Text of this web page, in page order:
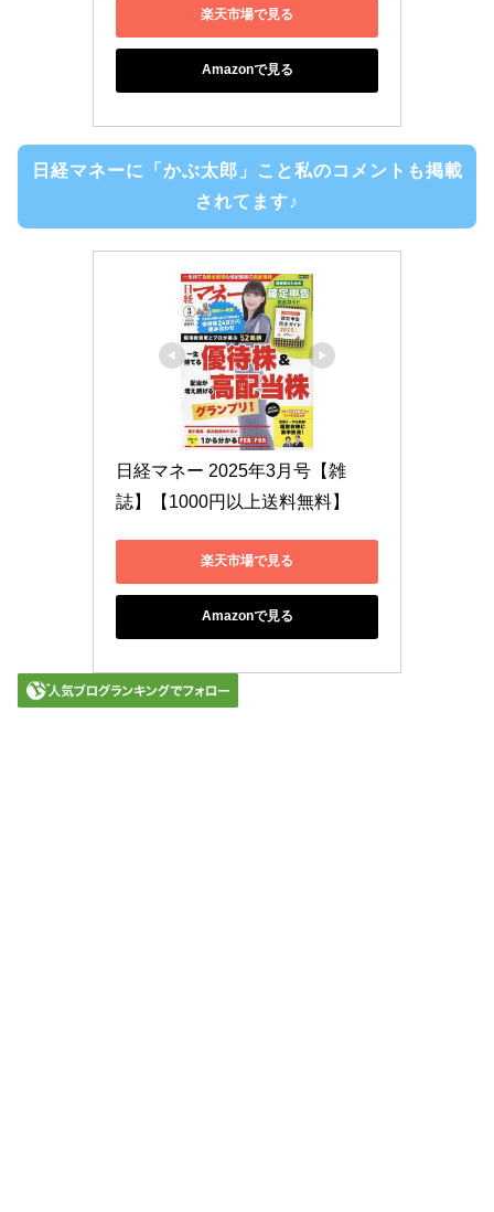
楽天市場で見る
Amazonで見る
日経マネーに「かぶ太郎」こと私のコメントも掲載
されてます♪
日経マネー 2025年3月号【雑
誌】【1000円以上送料無料】
楽天市場で見る
Amazonで見る